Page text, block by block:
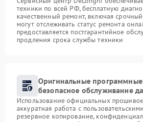
техники по всей РФ, бесплатную
качественный ремонт, включая
могут отслеживать статус ремонта
предоставляется постгарантийное
продления срока службы техники
Оригинальные
безопасное обслуживание
Использование официальных
аккуратная работа с
резервное копирование,